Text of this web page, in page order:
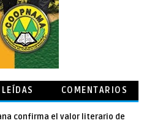
COMENTARIOS
confirma el valor literario de